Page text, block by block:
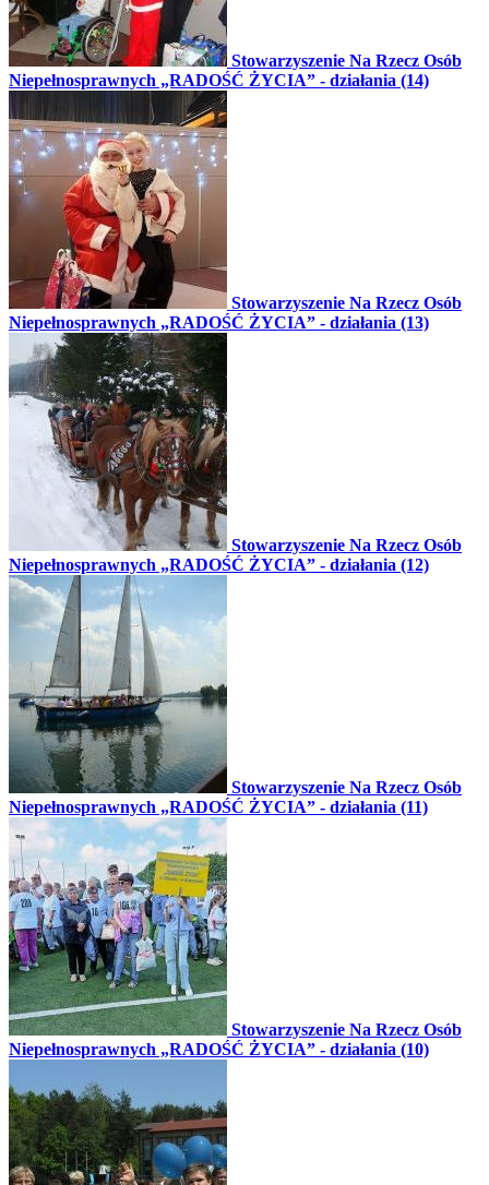
Stowarzyszenie Na Rzecz Osób
Niepełnosprawnych „RADOŚĆ ŻYCIA” - działania (14)
Stowarzyszenie Na Rzecz Osób
Niepełnosprawnych „RADOŚĆ ŻYCIA” - działania (13)
Stowarzyszenie Na Rzecz Osób
Niepełnosprawnych „RADOŚĆ ŻYCIA” - działania (12)
Stowarzyszenie Na Rzecz Osób
Niepełnosprawnych „RADOŚĆ ŻYCIA” - działania (11)
Stowarzyszenie Na Rzecz Osób
Niepełnosprawnych „RADOŚĆ ŻYCIA” - działania (10)